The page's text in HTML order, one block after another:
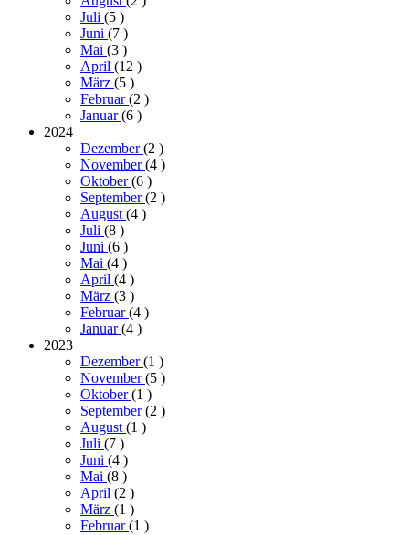
Juli (5 )
Juni (7 )
Mai (3 )
April (12 )
März (5 )
Februar(2 )
Januar(6 )
2024
Dezember(2 )
November(4 )
Oktober(6 )
September(2 )
August (4 )
Juli (8 )
Juni (6 )
Mai (4 )
April (4 )
März (3 )
Februar(4 )
Januar(4 )
2023
Dezember(1 )
November(5 )
Oktober(1 )
September(2 )
August (1 )
Juli (7 )
Juni (4 )
Mai (8 )
April (2 )
März (1 )
Februar(1 )